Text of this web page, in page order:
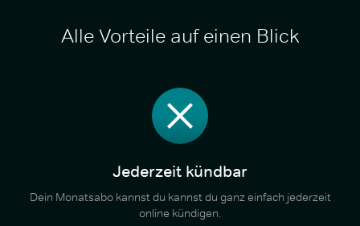
Alle Vorteile auf einen Blick
Jederzeit kündbar
Dein Monatsabo kannst du kannst du ganz einfach jederzeit
online kündigen.